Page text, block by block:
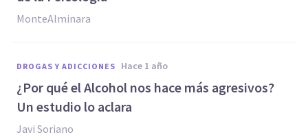
MonteAlminara
DROGAS Y ADICCIONES hace 1 año
¿Por qué el Alcohol nos hace más agresivos?
Un estudio lo aclara
Javi Soriano